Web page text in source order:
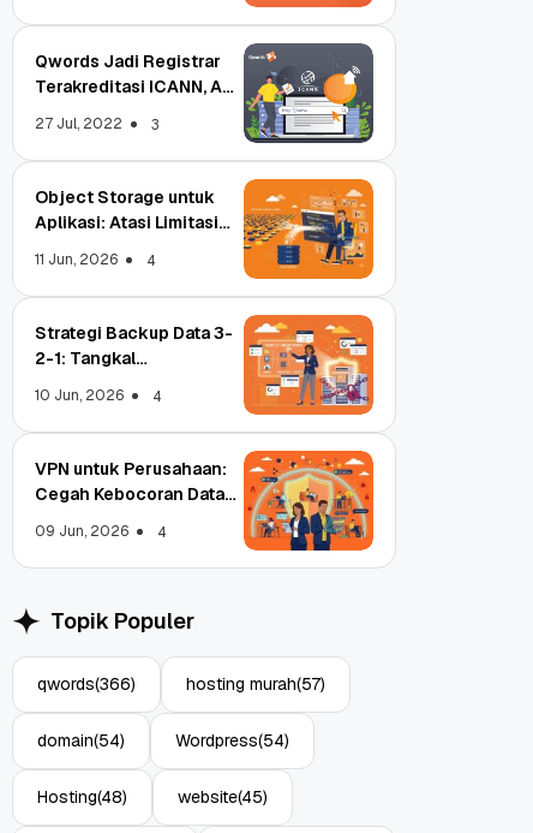
Object Storage untuk
Aplikasi: Atasi Limitasi
Media
Qwords Jadi Registrar
Terakreditasi ICANN, Apa
27 Jul, 2022 3
Object Storage untuk
Aplikasi: Atasi Limitasi
11 Jun, 2026 4
Strategi Backup Data 3-
2-1: Tangkal
10 Jun, 2026 4
VPN untuk Perusahaan:
Cegah Kebocoran Data
09 Jun, 2026 4
Topik Populer
qwords(366) hosting murah(57)
domain(54) Wordpress(54)
Hosting(48) website(45)